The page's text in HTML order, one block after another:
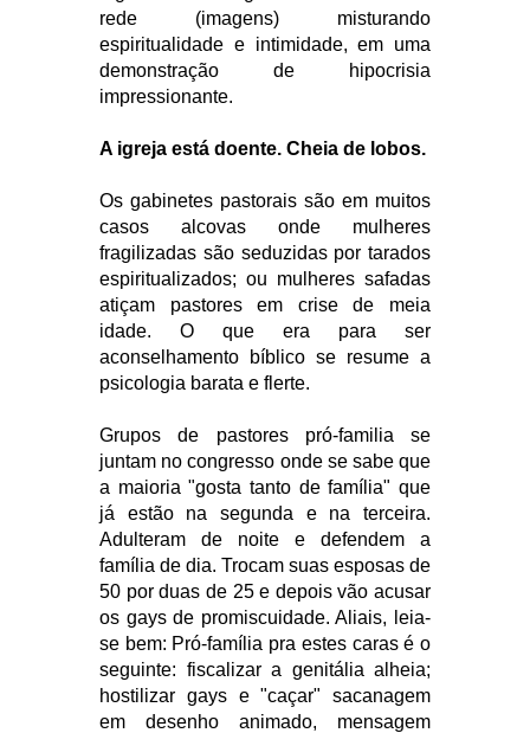
rede (imagens) misturando
espiritualidade e intimidade, em uma
demonstração de hipocrisia
impressionante.
A igreja está doente. Cheia de lobos.
Os gabinetes pastorais são em muitos
casos alcovas onde mulheres
fragilizadas são seduzidas por tarados
espiritualizados; ou mulheres safadas
atiçam pastores em crise de meia
idade. O que era para ser
aconselhamento bíblico se resume a
psicologia barata e flerte.
Grupos de pastores pró-familia se
juntam no congresso onde se sabe que
a maioria "gosta tanto de família" que
já estão na segunda e na terceira.
Adulteram de noite e defendem a
família de dia. Trocam suas esposas de
50 por duas de 25 e depois vão acusar
os gays de promiscuidade. Aliais, leia-
se bem: Pró-família pra estes caras é o
seguinte: fiscalizar a genitália alheia;
hostilizar gays e "caçar" sacanagem
em desenho animado, mensagem